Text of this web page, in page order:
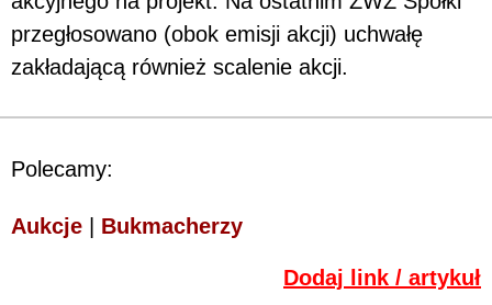
przegłosowano (obok emisji akcji) uchwałę
zakładającą również scalenie akcji.
Polecamy:
Aukcje | Bukmacherzy
Dodaj link / artykuł